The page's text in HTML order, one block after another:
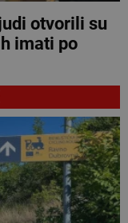
otvorili su
imati po